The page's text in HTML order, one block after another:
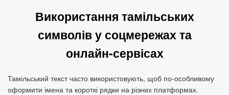
Використання тамільських
символів у соцмережах та
онлайн‑сервісах
Тамільський текст часто використовують, щоб по‑особливому
оформити імена та короткі рядки на різних платформах.